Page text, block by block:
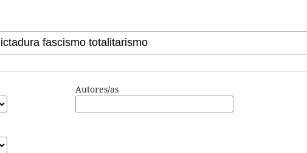
Autores/as